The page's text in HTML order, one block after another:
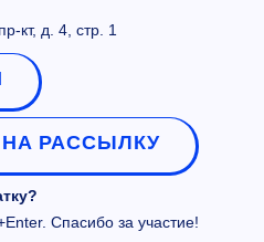
кт, д. 4, стр. 1
РАССЫЛКУ
Спасибо за участие!